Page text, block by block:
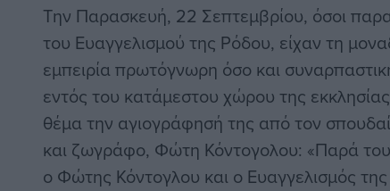
Την Παρασκευή, 22 Σεπτεμβρίου, όσοι
του Ευαγγελισμού της Ρόδου, είχαν τη
εμπειρία πρωτόγνωρη όσο και
εντός του κατάμεστου χώρου της
θέμα την αγιογράφησή της από τον
και ζωγράφο, Φώτη Κόντογολου: «Παρά του
ο Φώτης Κόντογλου και ο Ευαγγελισμός